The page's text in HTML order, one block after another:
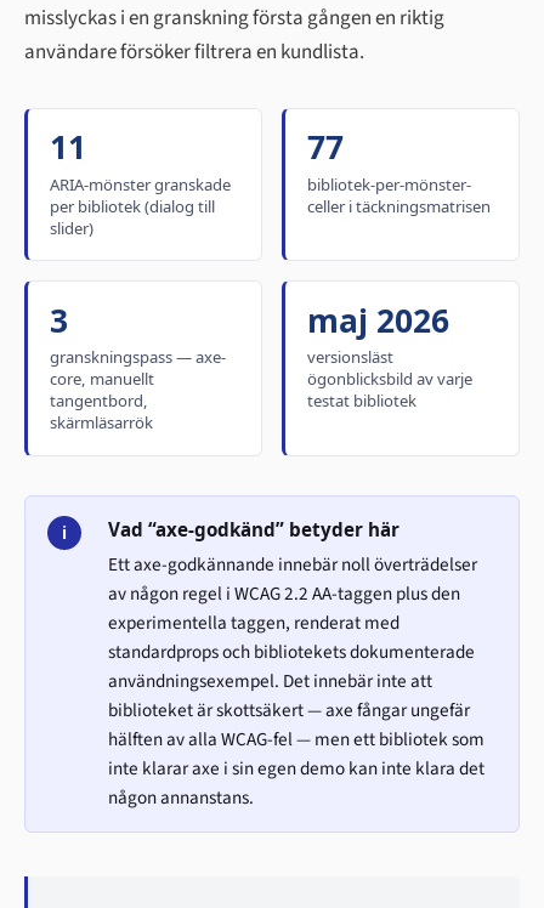
misslyckas i en granskning första gången en riktig
användare försöker filtrera en kundlista.
11
ARIA-mönster granskade
per bibliotek (dialog till
slider)
77
bibliotek-per-mönster-
celler i täckningsmatrisen
3
granskningspass — axe-
core, manuellt
tangentbord,
skärmläsarrök
maj 2026
versionsläst
ögonblicksbild av varje
testat bibliotek
i Vad “axe-godkänd” betyder här
Ett axe-godkännande innebär noll överträdelser
av någon regel i WCAG 2.2 AA-taggen plus den
experimentella taggen, renderat med
standardprops och bibliotekets dokumenterade
användningsexempel. Det innebär inte att
biblioteket är skottsäkert — axe fångar ungefär
hälften av alla WCAG-fel — men ett bibliotek som
inte klarar axe i sin egen demo kan inte klara det
någon annanstans.